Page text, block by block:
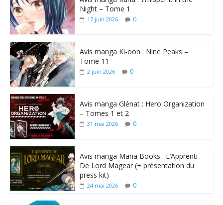
Night – Tome 1
17 juin 2026 0
Avis manga Ki-oon : Nine Peaks –
Tome 11
2 juin 2026 0
Avis manga Glénat : Hero Organization
– Tomes 1 et 2
31 mai 2026 0
Avis manga Mana Books : L’Apprenti
De Lord Magear (+ présentation du
press kit)
24 mai 2026 0